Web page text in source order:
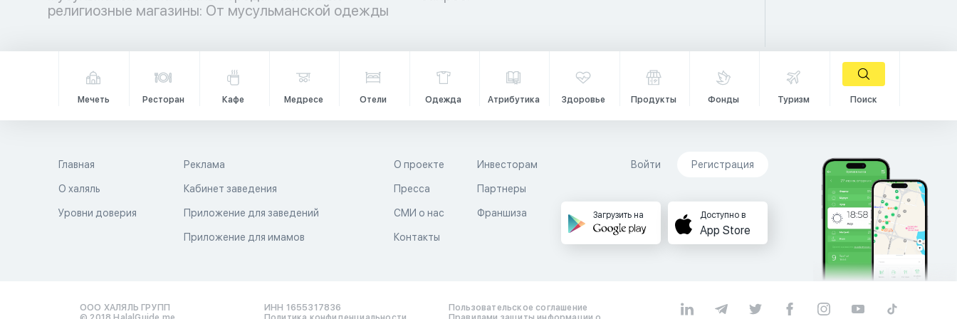
религиозные магазины: От мусульманской одежды
Мечеть Ресторан Кафе Медресе Отели Одежда Атрибутика Здоровье Продукты Фонды Туризм Поиск
Главная
О халяль
Уровни доверия
Реклама
Кабинет заведения
Приложение для заведений
Приложение для имамов
О проекте
Пресса
СМИ о нас
Контакты
Инвесторам
Партнеры
Франшиза
Войти Регистрация
Загрузить на Доступно в
App Store
ООО ХАЛЯЛЬ ГРУПП
ИНН 1655317836
Пользовательское соглашение